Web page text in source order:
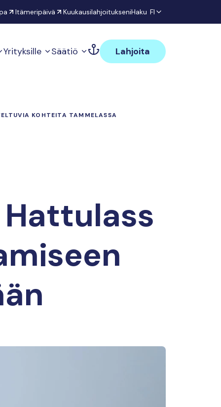
Itämeripäivä KuukausilahjoitukseniHaku FI
Yrityksille Säätiö Lahjoita
KOHTEITA TAMMELASSA